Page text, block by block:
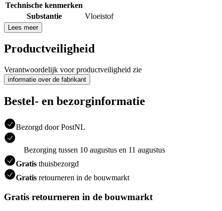
Technische kenmerken
Substantie
Vloeistof
Lees meer
Productveiligheid
Verantwoordelijk voor productveiligheid zie
informatie over de fabrikant
Bestel- en bezorginformatie
Bezorgd door PostNL
Bezorging tussen 10 augustus en 11 augustus
Gratis thuisbezorgd
Gratis retourneren in de bouwmarkt
Gratis retourneren in de bouwmarkt